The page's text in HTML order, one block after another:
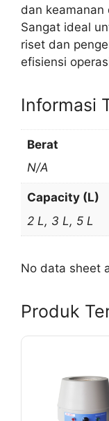
dan keamanan
Sangat ideal
riset dan
efisiensi
Informasi
Berat
N/A
Capacity (L)
2 L, 3 L, 5 L
No data sheet
Produk
memiliki
beberapa